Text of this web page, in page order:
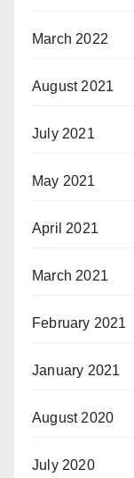
March 2022
August 2021
July 2021
May 2021
April 2021
March 2021
February 2021
January 2021
August 2020
July 2020